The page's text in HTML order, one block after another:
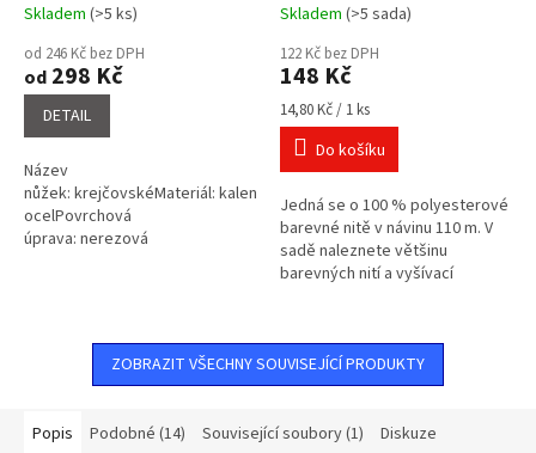
Průměrné
hodnocení
produktu
je
4,5
hvězdiček.
Skladem (>5 ks)
od 246 Kč bez DPH
od 298 Kč
DETAIL
Název
nůžek: krejčovskéMateriál: kalená
ocelPovrchová
úprava: nerezová
Průměrné
hodnocení
produktu
je
5,0
z
hvězdiček.
Skladem (>5 sada)
122 Kč bez DPH
148 Kč
Měrná
cena:
14,80 Kč / 1 ks
Do košíku
Jedná se o 100 % polyesterové
barevné nitě v návinu 110 m. V
sadě naleznete většinu
barevných nití a vyšívací
ZOBRAZIT VŠECHNY SOUVISEJÍCÍ PRODUKTY
Popis Podobné (14) Související soubory (1) Diskuze